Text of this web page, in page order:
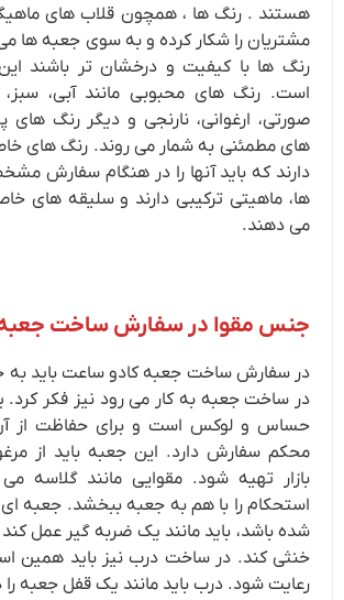
هستند . رنگ ها ، همچون قلاب های
مشتریان را شکار کرده و به سوی جعبه ها
رنگ ها با کیفیت و درخشان تر باشند
است. رنگ های محبوبی مانند آبی، سبز،
صورتی، ارغوانی، نارنجی و دیگر رنگ های
های مطمئنی به شمار می روند. رنگ های
دارند که باید آنها را در هنگام سفارش
ها، ماهیتی ترکیبی دارند و سلیقه های
می دهند.
جنس مقوا در سفارش ساخت
در سفارش ساخت جعبه کادو ساعت باید
در ساخت جعبه به کار می رود نیز فکر
حساس و لوکس است و برای حفاظت از
محکم سفارش دارد. این جعبه باید از
بازار تهیه شود. مقوایی مانند گلاسه می
استحکام را با هم به جعبه ببخشد. جعبه
شده باشد، باید مانند یک ضربه گیر عمل
خنثی کند. در ساخت درب نیز باید همین
رعایت شود. درب باید مانند یک قفل جعبه را